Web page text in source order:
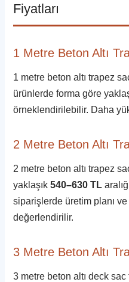
Fiyatları
1 Metre Beton Altı
1 metre beton altı trapez
ürünlerde forma göre
örneklendirilebilir. Daha
2 Metre Beton Altı
2 metre beton altı trapez
yaklaşık540–630 TL
siparişlerde üretim planı
değerlendirilir.
3 Metre Beton Altı
3 metre beton altı deck